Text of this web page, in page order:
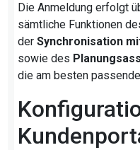
Die Anmeldung erfolgt
sämtliche Funktionen
derSynchronisation
sowie des
die am besten